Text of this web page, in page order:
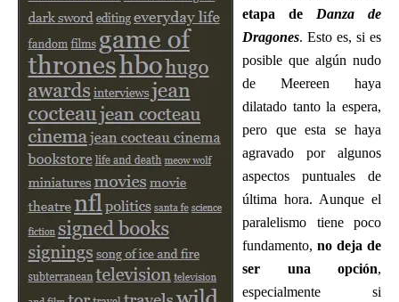
etapa de Danza de
Dragones. Esto es, si es
posible que algún nudo
de Meereen haya
dilatado tanto la espera,
pero que esta se haya
agravado por algunos
aspectos puntuales de
última hora. Aunque el
paralelismo tiene poco
fundamento, no deja de
ser una opción,
especialmente si